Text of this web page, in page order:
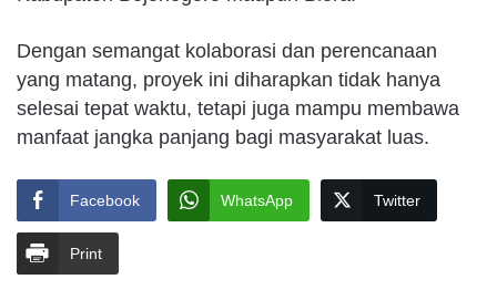
Dengan semangat kolaborasi dan perencanaan
yang matang, proyek ini diharapkan tidak hanya
selesai tepat waktu, tetapi juga mampu membawa
manfaat jangka panjang bagi masyarakat luas.
Facebook WhatsApp Twitter
Print